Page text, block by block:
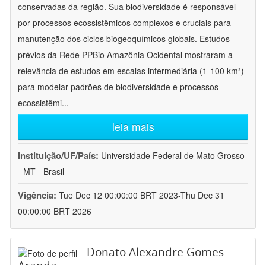
conservadas da região. Sua biodiversidade é responsável
por processos ecossistêmicos complexos e cruciais para
manutenção dos ciclos biogeoquímicos globais. Estudos
prévios da Rede PPBio Amazônia Ocidental mostraram a
relevância de estudos em escalas intermediária (1-100 km²)
para modelar padrões de biodiversidade e processos
ecossistêmi...
leia mais
Instituição/UF/País: Universidade Federal de Mato Grosso
- MT - Brasil
Vigência: Tue Dec 12 00:00:00 BRT 2023-Thu Dec 31
00:00:00 BRT 2026
Donato Alexandre Gomes